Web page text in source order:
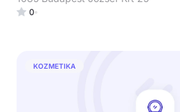
0
KOZMETIKA